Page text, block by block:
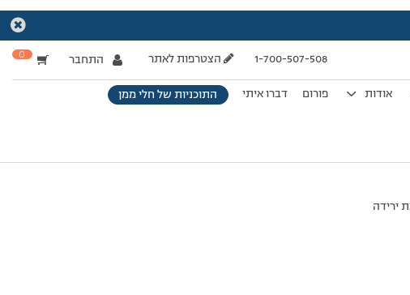
1-700-507-508 הצטרפות לאתר התחבר 0
אודות פורום דברו איתי התוכניות של חלי ממן